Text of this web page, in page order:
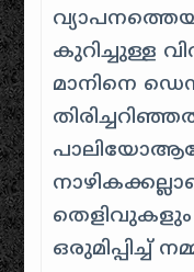
കുറിച്ചുള്ള
മാനിനെ
തെളിവുകളും
ഒരുമിപ്പിച്ച്